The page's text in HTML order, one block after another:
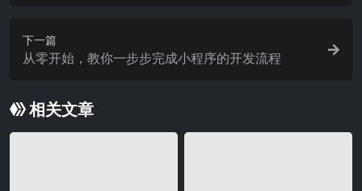
下一篇
从零开始，教你一步步完成小程序的开发流程
相关文章